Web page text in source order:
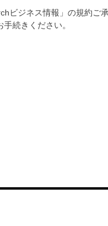
ビジネス情報」の規約ご
続きください。